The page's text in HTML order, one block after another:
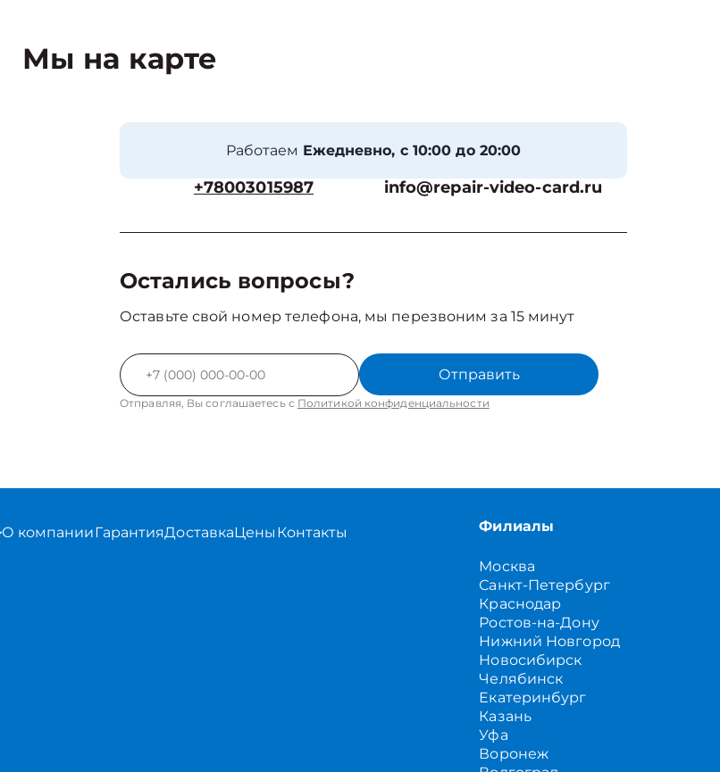
Мы на карте
Работаем Ежедневно, с 10:00 до 20:00
+78003015987 info@repair-video-card.ru
Остались вопросы?
Оставьте свой номер телефона, мы перезвоним за 15 минут
Отправить
Отправляя, Вы соглашаетесь с Политикой конфиденциальности
О компанииГарантияДоставкаЦены Контакты Филиалы
Москва
Санкт-Петербург
Краснодар
Ростов-на-Дону
Нижний Новгород
Новосибирск
Челябинск
Екатеринбург
Казань
Уфа
Воронеж